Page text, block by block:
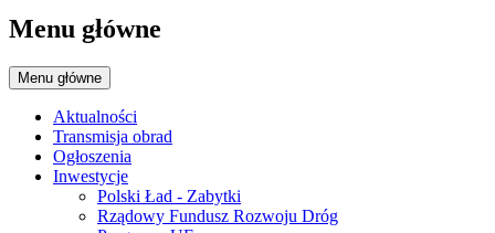
Menu główne
Menu główne
Aktualności
Transmisja obrad
Ogłoszenia
Inwestycje
Polski Ład - Zabytki
Rządowy Fundusz Rozwoju Dróg